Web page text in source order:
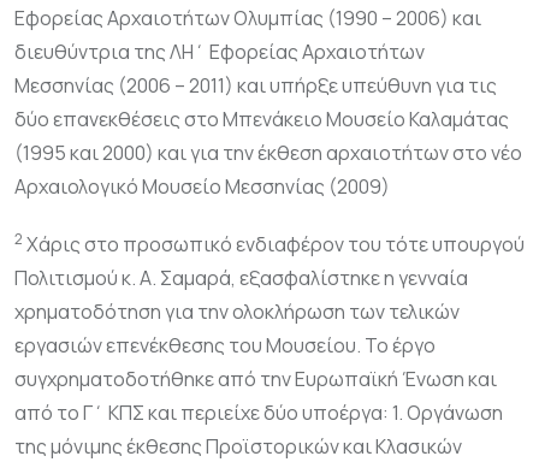
Εφορείας Αρχαιοτήτων Ολυμπίας (1990 – 2006) και
διευθύντρια της ΛΗ΄ Εφορείας Αρχαιοτήτων
Μεσσηνίας (2006 – 2011) και υπήρξε υπεύθυνη για τις
δύο επανεκθέσεις στο Μπενάκειο Μουσείο Καλαμάτας
(1995 και 2000) και για την έκθεση αρχαιοτήτων στο νέο
Αρχαιολογικό Μουσείο Μεσσηνίας (2009)
2 Χάρις στο προσωπικό ενδιαφέρον του τότε υπουργού
Πολιτισμού κ. Α. Σαμαρά, εξασφαλίστηκε η γενναία
χρηματοδότηση για την ολοκλήρωση των τελικών
εργασιών επενέκθεσης του Μουσείου. Το έργο
συγχρηματοδοτήθηκε από την Ευρωπαϊκή Ένωση και
από το Γ΄ ΚΠΣ και περιείχε δύο υποέργα: 1. Οργάνωση
της μόνιμης έκθεσης Προϊστορικών και Κλασικών